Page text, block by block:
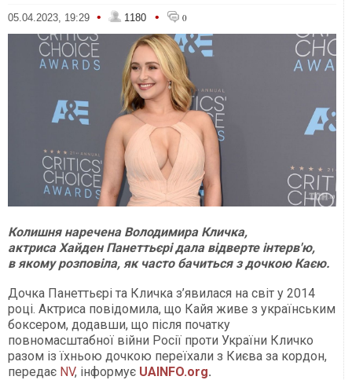
05.04.2023, 19:29 • 1180 • 0
Колишня наречена Володимира Кличка,
актриса Хайден Панеттьєрі дала відверте інтерв'ю,
в якому розповіла, як часто бачиться з дочкою Каєю.
Дочка Панеттьєрі та Кличка з’явилася на світ у 2014
році. Актриса повідомила, що Кайя живе з українським
боксером, додавши, що після початку
повномасштабної війни Росії проти України Кличко
разом із їхньою дочкою переїхали з Києва за кордон,
передає NV, інформує UAINFO.org.